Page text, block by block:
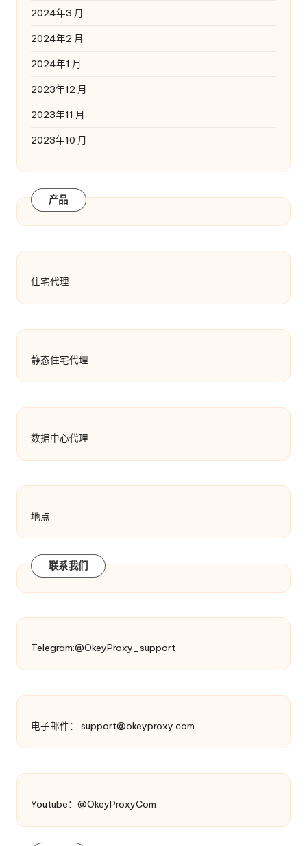
2024年3 月
2024年2 月
2024年1 月
2023年12 月
2023年11 月
2023年10 月
产品
住宅代理
静态住宅代理
数据中心代理
地点
联系我们
Telegram:@OkeyProxy_support
电子邮件： support@okeyproxy.com
Youtube：@OkeyProxyCom